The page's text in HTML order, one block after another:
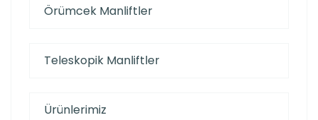
Örümcek Manliftler
Teleskopik Manliftler
Ürünlerimiz